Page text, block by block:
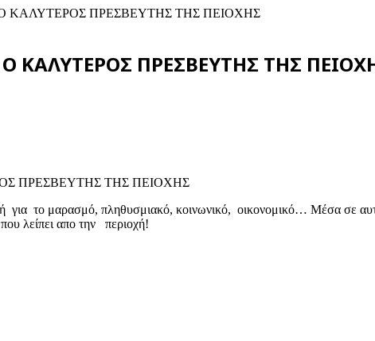
ΚΑΛΥΤΕΡΟΣ ΠΡΕΣΒΕΥΤΗΣ ΤΗΣ ΠΕΙΟΧΗΣ
ΚΑΛΥΤΕΡΟΣ ΠΡΕΣΒΕΥΤΗΣ ΤΗΣ
το μαρασμό, πληθυσμιακό, κοινωνικό, οικονομικό… Μέσα σε
λείπει απο την περιοχή!